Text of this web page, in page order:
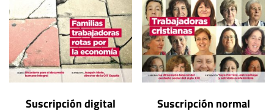
Suscripción digital Suscripción normal